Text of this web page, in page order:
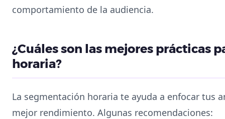
comportamiento de la audiencia.
¿Cuáles son las mejores prácticas
horaria?
La segmentación horaria te ayuda a enfocar tus
mejor rendimiento. Algunas recomendaciones: